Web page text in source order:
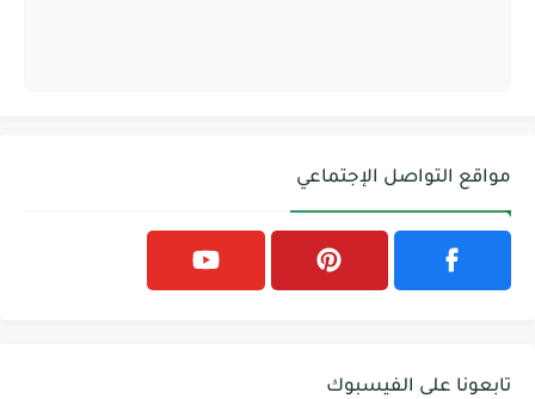
مواقع التواصل الإجتماعي
تابعونا على الفيسبوك